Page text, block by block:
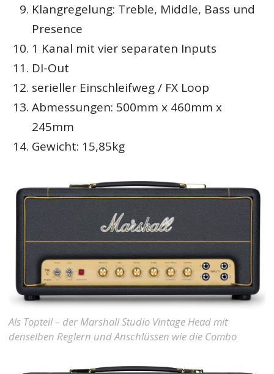
Klangregelung: Treble, Middle, Bass und
Presence
1 Kanal mit vier separaten Inputs
DI-Out
serieller Einschleifweg / FX Loop
Abmessungen: 500mm x 460mm x
245mm
Gewicht: 15,85kg
Als Topteil – der Marshall Studio Vintage Head mit
denselben Reglern und Anschlüssen wie die Combo